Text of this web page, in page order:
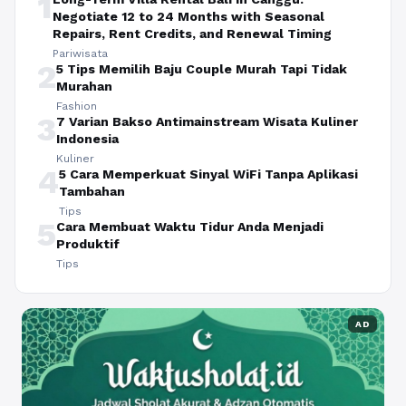
Negotiate 12 to 24 Months with Seasonal
Repairs, Rent Credits, and Renewal Timing
Pariwisata
25 Tips Memilih Baju Couple Murah Tapi Tidak
Murahan
Fashion
37 Varian Bakso Antimainstream Wisata Kuliner
Indonesia
Kuliner
45 Cara Memperkuat Sinyal WiFi Tanpa Aplikasi
Tambahan
Tips
5Cara Membuat Waktu Tidur Anda Menjadi
Produktif
Tips
AD